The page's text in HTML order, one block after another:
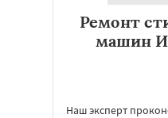
Ремонт
машин
Наш эксперт